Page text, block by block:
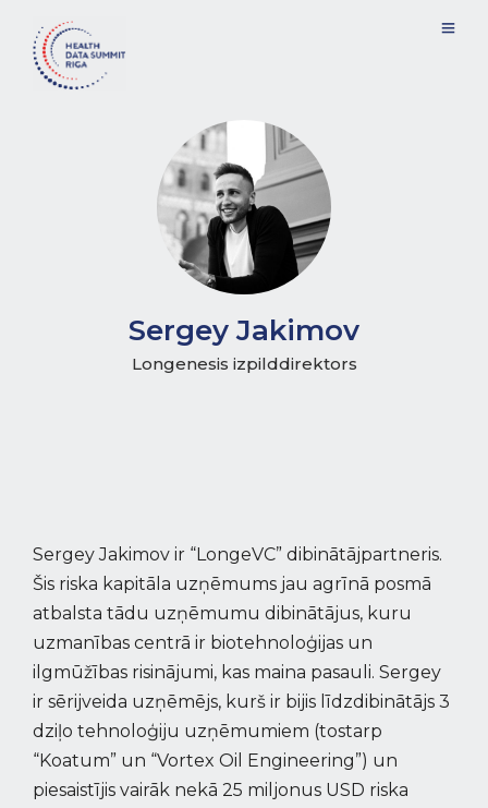
Sergey Jakimov
Longenesis izpilddirektors
Sergey Jakimov ir “LongeVC” dibinātājpartneris.
Šis riska kapitāla uzņēmums jau agrīnā posmā
atbalsta tādu uzņēmumu dibinātājus, kuru
uzmanības centrā ir biotehnoloģijas un
ilgmūžības risinājumi, kas maina pasauli. Sergey
ir sērijveida uzņēmējs, kurš ir bijis līdzdibinātājs 3
dziļo tehnoloģiju uzņēmumiem (tostarp
“Koatum” un “Vortex Oil Engineering”) un
piesaistījis vairāk nekā 25 miljonus USD riska